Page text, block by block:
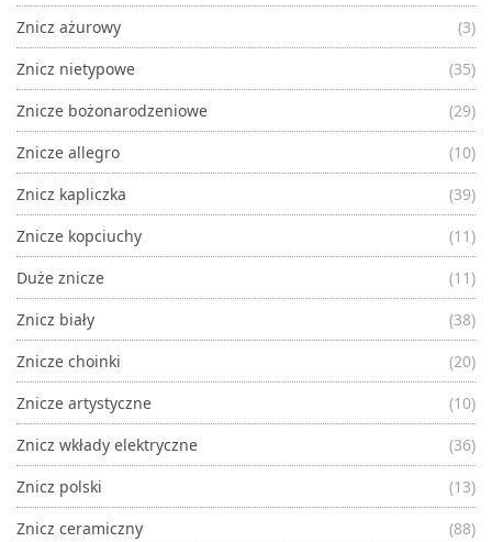
Znicz ażurowy
(3)
Znicz nietypowe
(35)
Znicze bożonarodzeniowe
(29)
Znicze allegro
(10)
Znicz kapliczka
(39)
Znicze kopciuchy
(11)
Duże znicze
(11)
Znicz biały
(38)
Znicze choinki
(20)
Znicze artystyczne
(10)
Znicz wkłady elektryczne
(36)
Znicz polski
(13)
Znicz ceramiczny
(88)